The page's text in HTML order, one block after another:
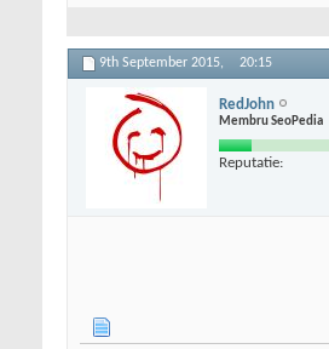
9th September 2015, 20:15
RedJohn
Membru SeoPedia
Reputatie: